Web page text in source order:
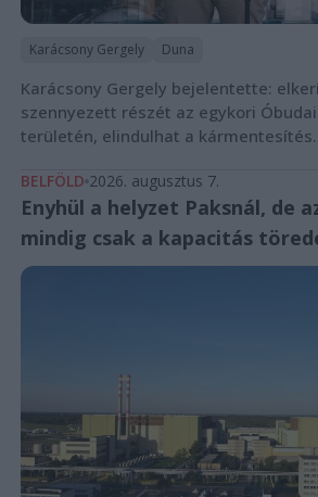
Karácsony Gergely Duna
Karácsony Gergely bejelentette:
szennyezett részét az egykori
területén, elindulhat a kármentesítés.
BELFÖLD 2026. augusztus 7.
Enyhül a helyzet Paksnál, de
mindig csak a kapacitás